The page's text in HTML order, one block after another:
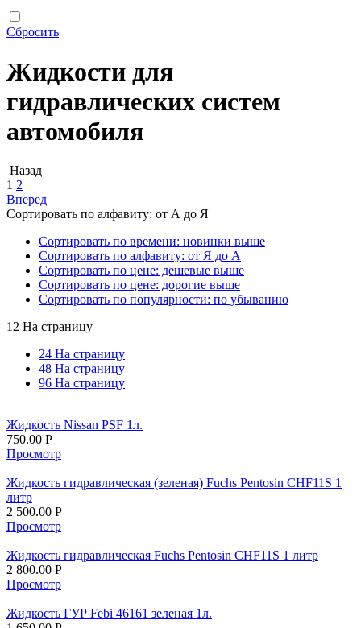
Сбросить
Жидкости для
гидравлических систем
автомобиля
Назад
1 2
Вперед
Сортировать по алфавиту: от А до Я
Сортировать по времени: новинки выше
Сортировать по алфавиту: от Я до А
Сортировать по цене: дешевые выше
Сортировать по цене: дорогие выше
Сортировать по популярности: по убыванию
12 На страницу
24 На страницу
48 На страницу
96 На страницу
Жидкость Nissan PSF 1л.
750.00 Р
Просмотр
Жидкость гидравлическая (зеленая) Fuchs Pentosin CHF11S 1
литр
2 500.00 Р
Просмотр
Жидкость гидравлическая Fuchs Pentosin CHF11S 1 литр
2 800.00 Р
Просмотр
Жидкость ГУР Febi 46161 зеленая 1л.